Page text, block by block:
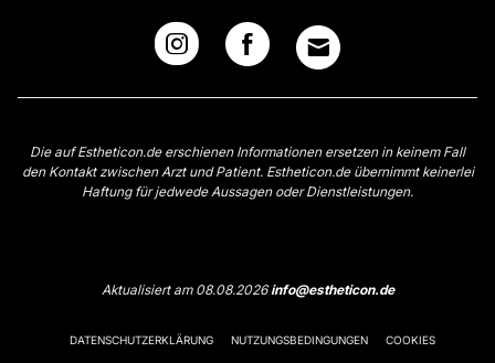
Die auf Estheticon.de erschienen Informationen ersetzen in keinem Fall
den Kontakt zwischen Arzt und Patient. Estheticon.de übernimmt keinerlei
Haftung für jedwede Aussagen oder Dienstleistungen.
Aktualisiert am 08.08.2026info@estheticon.de
DATENSCHUTZERKLÄRUNG NUTZUNGSBEDINGUNGEN COOKIES